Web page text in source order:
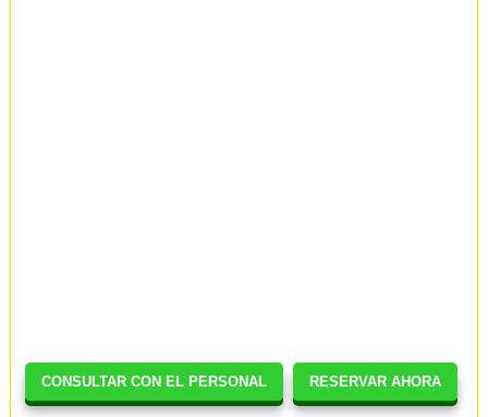
CONSULTAR CON EL PERSONAL RESERVAR AHORA